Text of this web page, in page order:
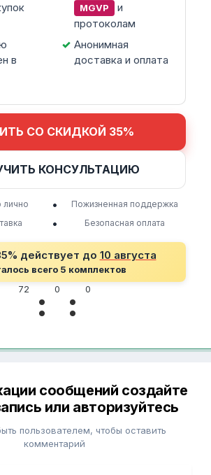
MGVP
и
протоколам
в
Анонимная
доставка и оплата
СО СКИДКОЙ 35%
КОНСУЛЬТАЦИЮ
лично •
Пожизненная поддержка
• Безопасная оплата
действует до 10 августа
всего 5 комплектов
0
0
72
сообщений создайте
или авторизуйтесь
пользователем, чтобы оставить
комментарий